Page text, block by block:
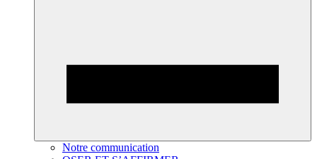
Notre communication